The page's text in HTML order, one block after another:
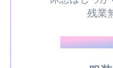
残業
推し